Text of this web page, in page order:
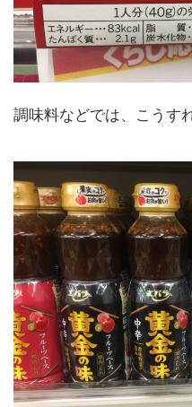
調味料などでは、こうす